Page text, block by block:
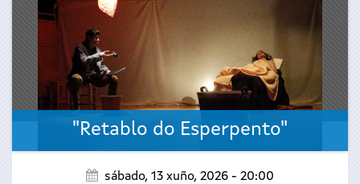
"Retablo do Esperpento"
sábado, 13 xuño, 2026 - 20:00